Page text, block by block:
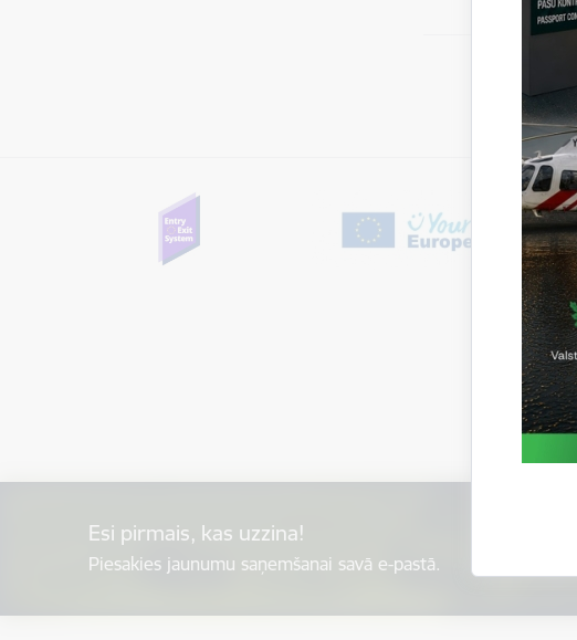
Esi pirmais, kas uzzina!
Piesakies jaunumu saņemšanai savā e-pastā.